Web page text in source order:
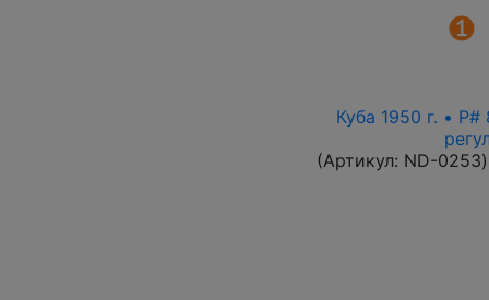
Куба 1950 г. •
(Артикул: ND-0253)